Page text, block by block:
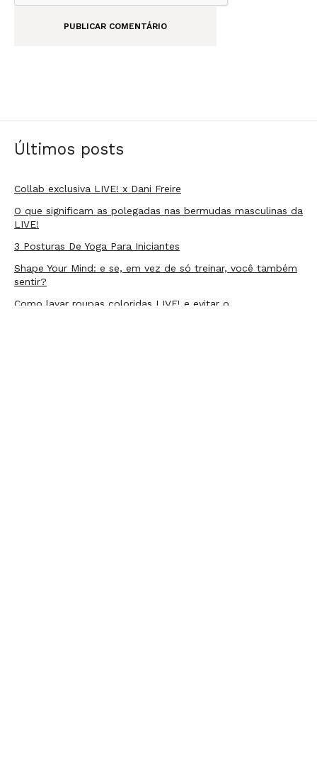
Últimos posts
Collab exclusiva LIVE! x Dani Freire
O que significam as polegadas nas bermudas masculinas da
LIVE!
3 Posturas De Yoga Para Iniciantes
Shape Your Mind: e se, em vez de só treinar, você também
sentir?
Como lavar roupas coloridas LIVE! e evitar o